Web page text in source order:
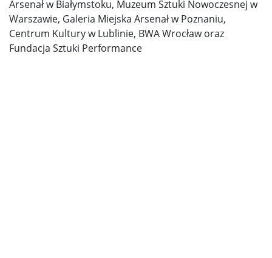
Arsenał w Białymstoku, Muzeum Sztuki Nowoczesnej w
Warszawie, Galeria Miejska Arsenał w Poznaniu,
Centrum Kultury w Lublinie, BWA Wrocław oraz
Fundacja Sztuki Performance